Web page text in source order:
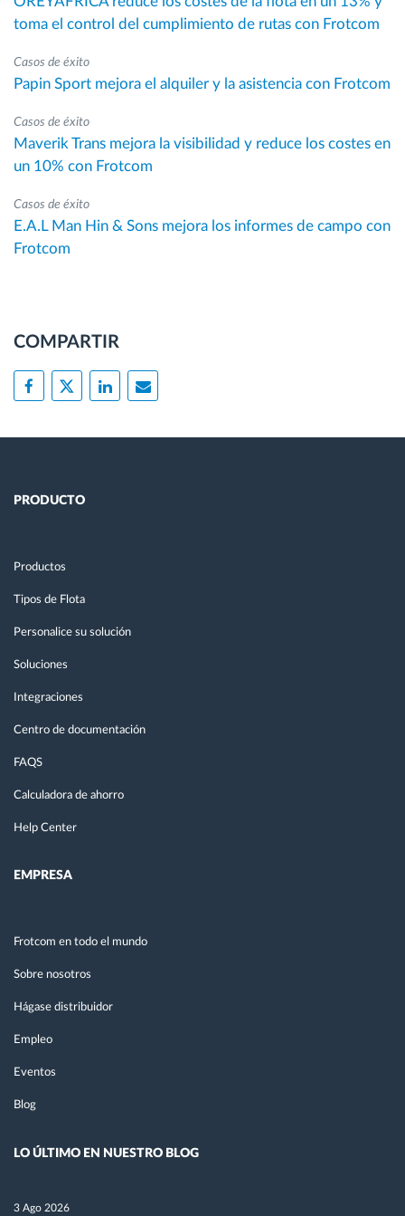
toma el control del cumplimiento de rutas con Frotcom
Casos de éxito
Papin Sport mejora el alquiler y la asistencia con Frotcom
Casos de éxito
Maverik Trans mejora la visibilidad y reduce los costes en
un 10% con Frotcom
Casos de éxito
E.A.L Man Hin & Sons mejora los informes de campo con
Frotcom
COMPARTIR
PRODUCTO
Productos
Tipos de Flota
Personalice su solución
Soluciones
Integraciones
Centro de documentación
FAQS
Calculadora de ahorro
Help Center
EMPRESA
Frotcom en todo el mundo
Sobre nosotros
Hágase distribuidor
Empleo
Eventos
Blog
LO ÚLTIMO EN NUESTRO BLOG
3 Ago 2026